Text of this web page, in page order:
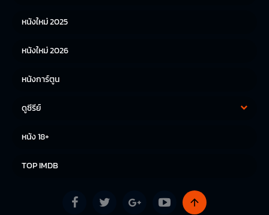
หนังญี่ปุ่น
หนังใหม่ 2025
หนังใหม่ 2026
หนังการ์ตูน
ดูซีรีย์
หนัง 18+
TOP IMDB